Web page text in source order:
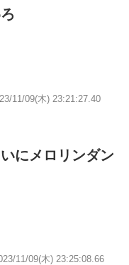
11/09(木) 23:21:27.40
にメロリンダン
11/09(木) 23:25:08.66